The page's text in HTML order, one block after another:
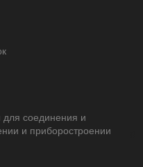
для соединения и
и приборостроении